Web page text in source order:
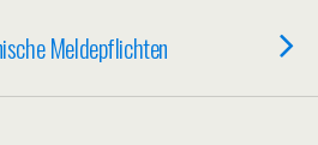
Meldepflichten